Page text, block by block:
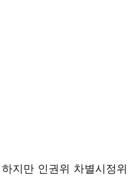
하지만 인권위 차별시정